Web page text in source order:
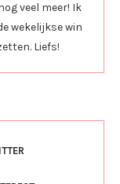
veel meer! Ik
wekelijkse win
Liefs!